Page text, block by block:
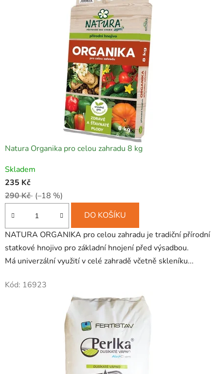
Natura Organika pro celou zahradu 8 kg
Skladem
235 Kč
290 Kč (–18 %)
DO KOŠÍKU
NATURA ORGANIKA pro celou zahradu je tradiční přírodní
statkové hnojivo pro základní hnojení před výsadbou.
Má univerzální využití v celé zahradě včetně skleníku...
Kód: 16923